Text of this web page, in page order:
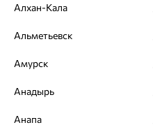
Характеристика вставки:
ЦВЕТ
Доставка и оплата
Алхан-Кала
Альметьевск
Амурск
Анадырь
Анапа